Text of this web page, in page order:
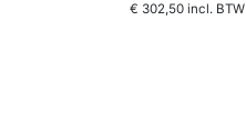
€ 302,50 incl. BTW